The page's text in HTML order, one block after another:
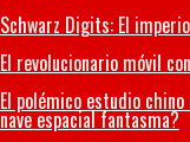
Schwarz Digits: El
El revolucionario móvil
El polémico estudio
nave espacial fantasma?